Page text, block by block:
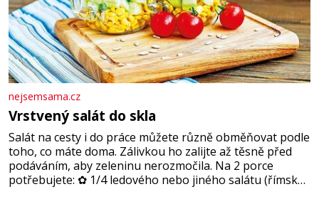
nejsemsama.cz
Vrstvený salát do skla
Salát na cesty i do práce můžete různě obměňovat podle
toho, co máte doma. Zálivkou ho zalijte až těsně před
podáváním, aby zeleninu nerozmočila. Na 2 porce
potřebujete: ✿ 1/4 ledového nebo jiného salátu (římský